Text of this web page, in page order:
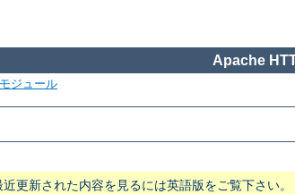
Apache
モジュール
更新された内容を見るには英語版をご覧下さい。